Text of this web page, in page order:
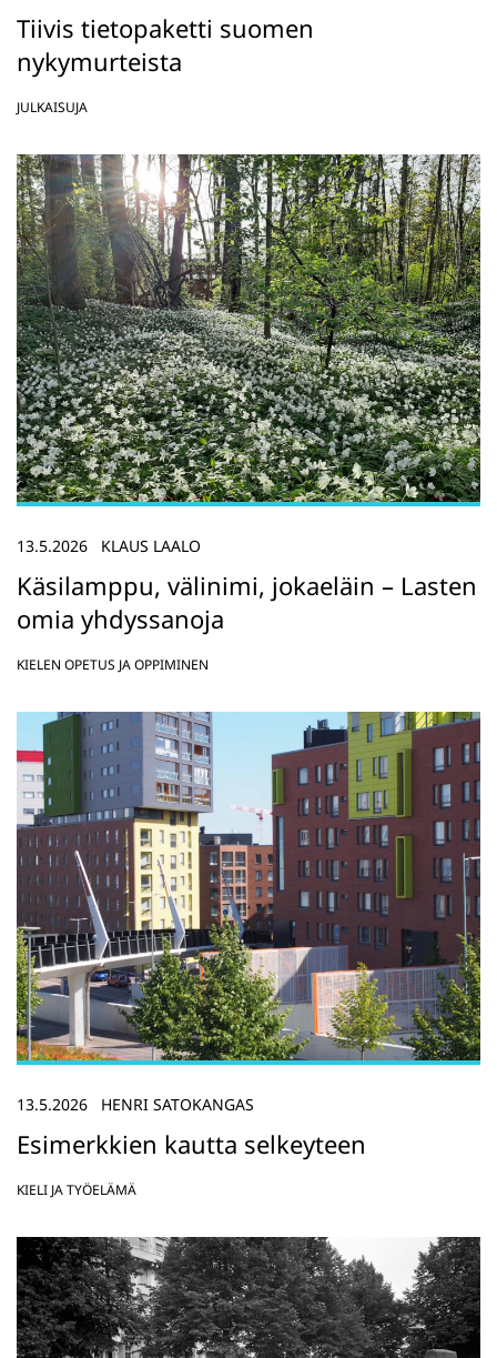
Tiivis tietopaketti suomen
nykymurteista
JULKAISUJA
Käsilamppu, välinimi, jokaeläin – Lasten
omia yhdyssanoja
13.5.2026 KLAUS LAALO
KIELEN OPETUS JA OPPIMINEN
Esimerkkien kautta selkeyteen
13.5.2026 HENRI SATOKANGAS
KIELI JA TYÖELÄMÄ